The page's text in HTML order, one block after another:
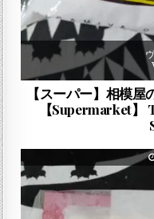
【スーパー】相模
【Supermarket】